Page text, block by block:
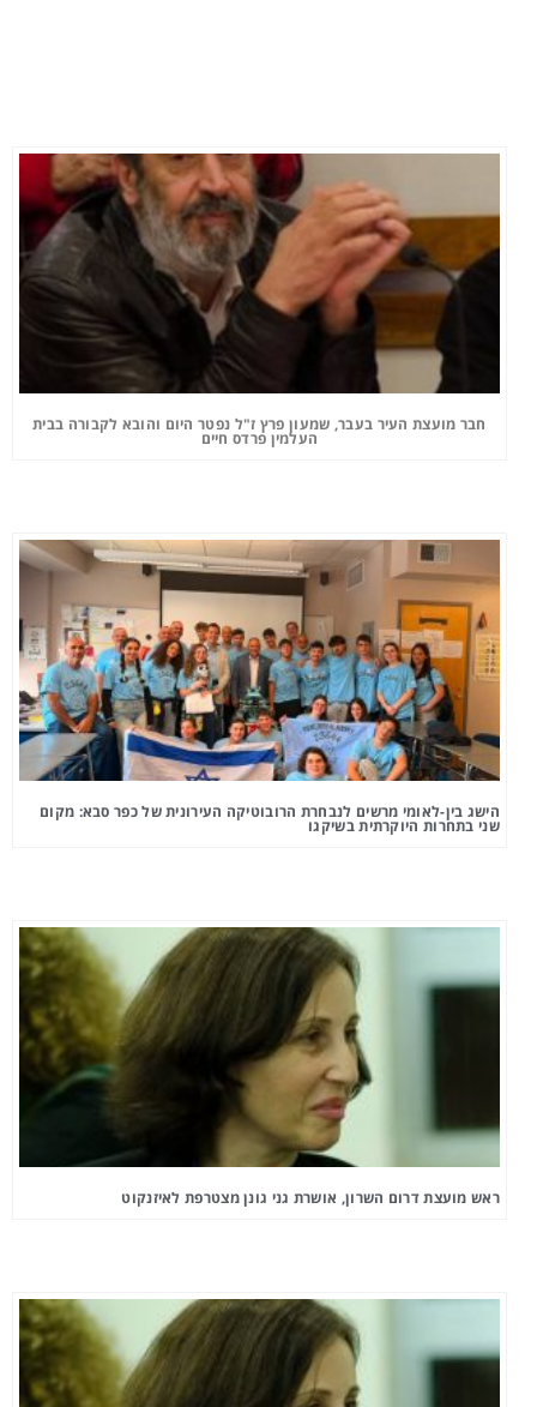
חבר מועצת העיר בעבר, שמעון פרץ ז"ל נפטר היום והובא לקבורה בבית
העלמין פרדס חיים
הישג בין-לאומי מרשים לנבחרת הרובוטיקה העירונית של כפר סבא: מקום
שני בתחרות היוקרתית בשיקגו
ראש מועצת דרום השרון, אושרת גני גונן מצטרפת לאיזנקוט